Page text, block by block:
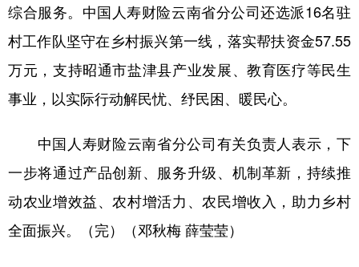
综合服务。中国人寿财险云南省分公司还选派16名驻
村工作队坚守在乡村振兴第一线，落实帮扶资金57.55
万元，支持昭通市盐津县产业发展、教育医疗等民生
事业，以实际行动解民忧、纾民困、暖民心。
中国人寿财险云南省分公司有关负责人表示，下
一步将通过产品创新、服务升级、机制革新，持续推
动农业增效益、农村增活力、农民增收入，助力乡村
全面振兴。（完）（邓秋梅 薛莹莹）